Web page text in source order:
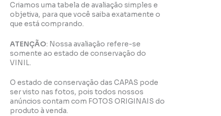
Criamos uma tabela de avaliação simples e
objetiva, para que você saiba exatamente o
que está comprando.
ATENÇÃO: Nossa avaliação refere-se
somente ao estado de conservação do
VINIL.
O estado de conservação das CAPAS pode
ser visto nas fotos, pois todos nossos
anúncios contam com FOTOS ORIGINAIS do
produto à venda.